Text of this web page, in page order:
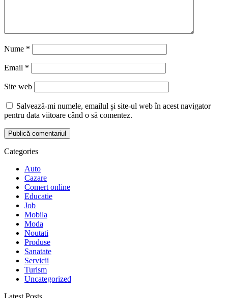
Nume *
Email *
Site web
Salvează-mi numele, emailul și site-ul web în acest navigator
pentru data viitoare când o să comentez.
Categories
Auto
Cazare
Comert online
Educatie
Job
Mobila
Moda
Noutati
Produse
Sanatate
Servicii
Turism
Uncategorized
Latest Posts